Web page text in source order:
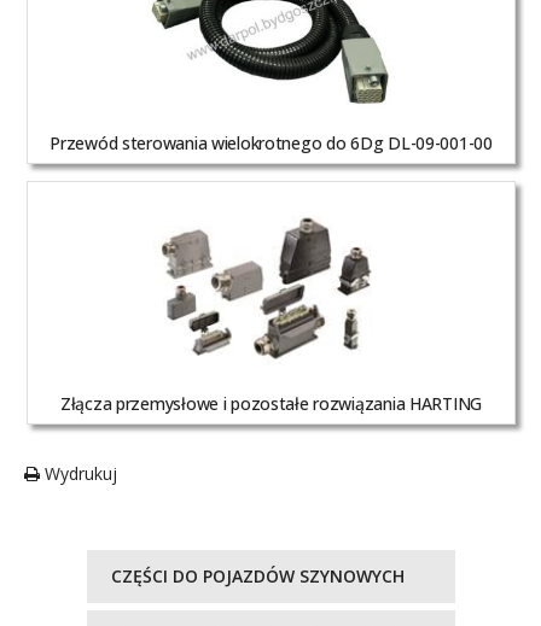
Przewód sterowania wielokrotnego do 6Dg DL-09-001-00
Złącza przemysłowe i pozostałe rozwiązania HARTING
Wydrukuj
CZĘŚCI DO POJAZDÓW SZYNOWYCH